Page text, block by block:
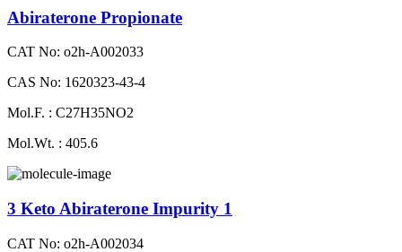
Abiraterone Propionate
CAT No: o2h-A002033
CAS No: 1620323-43-4
Mol.F. : C27H35NO2
Mol.Wt. : 405.6
3 Keto Abiraterone Impurity 1
CAT No: o2h-A002034